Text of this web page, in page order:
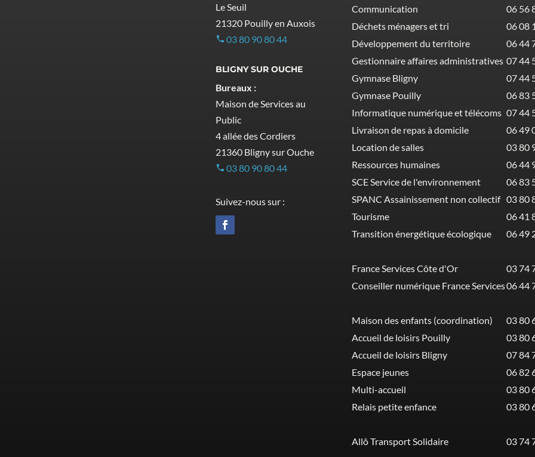
Le Seuil
21320 Pouilly en Auxois
03 80 90 80 44
BLIGNY SUR OUCHE
Bureaux :
Maison de Services au
Public
4 allée des Cordiers
21360 Bligny sur Ouche
03 80 90 80 44
Suivez-nous sur :
Communication
06 56
Déchets ménagers et tri
06 08
Développement du territoire
06 44
Gestionnaire affaires administratives 07 44
Gymnase Bligny
07 44
Gymnase Pouilly
06 83
Informatique numérique et télécoms 07 44
Livraison de repas à domicile
06 49
Location de salles
03 80
Ressources humaines
06 44
SCE Service de l'environnement
06 83
SPANC Assainissement non collectif 03 80
Tourisme
06 41
Transition énergétique écologique
06 49
France Services Côte d'Or
03 74
Conseiller numérique France Services06 44
Maison des enfants (coordination)
03 80
Accueil de loisirs Pouilly
03 80
Accueil de loisirs Bligny
07 84
Espace jeunes
06 82
Multi-accueil
03 80
Relais petite enfance
03 80
Allô Transport Solidaire 03 74